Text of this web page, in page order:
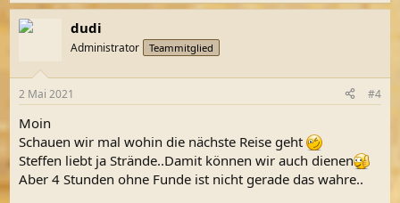
a
k
e
:
dudi
Administrator Teammitglied
2 Mai 2021 #4
Moin
Schauen wir mal wohin die nächste Reise geht
Steffen liebt ja Strände..Damit können wir auch dienen
Aber 4 Stunden ohne Funde ist nicht gerade das wahre..